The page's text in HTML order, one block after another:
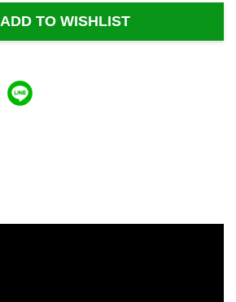
ADD TO WISHLIST